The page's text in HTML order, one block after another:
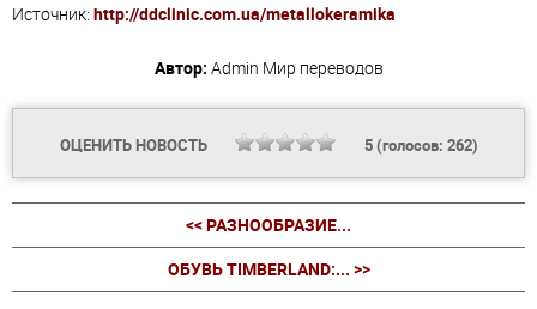
Источник: http://ddclinic.com.ua/metallokeramika
Автор: Admin Мир переводов
ОЦЕНИТЬ НОВОСТЬ 5(голосов: 262)
<< РАЗНООБРАЗИЕ...
ОБУВЬ TIMBERLAND:... >>